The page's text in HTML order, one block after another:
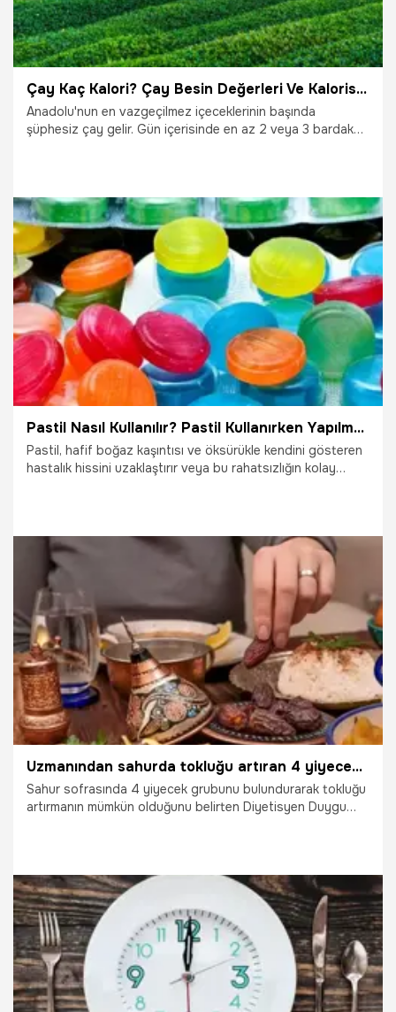
Çay Kaç Kalori? Çay Besin Değerleri Ve Kalorisi...
Anadolu'nun en vazgeçilmez içeceklerinin başında
şüphesiz çay gelir. Gün içerisinde en az 2 veya 3 bardak
içecekleri içerisinde olduğunu ifade etmek de yine
mümkündür.
6.07.2023 Sağlık
Pastil Nasıl Kullanılır? Pastil Kullanırken Yapılması Gerekenler...
Pastil, hafif boğaz kaşıntısı ve öksürükle kendini gösteren
hastalık hissini uzaklaştırır veya bu rahatsızlığın kolay
4.07.2023 Sağlık
Uzmanından sahurda tokluğu artıran 4 yiyecek önerisi
Sahur sofrasında 4 yiyecek grubunu bulundurarak tokluğu
artırmanın mümkün olduğunu belirten Diyetisyen Duygu
önleyerek tokluğu artırır. Süt de uzun süre tokluğu artıran
bir içecektir. Tarçın ise kan şekerini dengede tutup, tatlı
ihtiyacını baskılamayı sağlar” dedi.
8.04.2023 Ramazan Sofrası